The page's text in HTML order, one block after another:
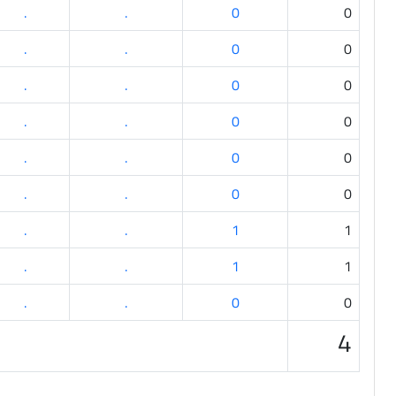
. . 0
0
. . 0
0
. . 0
0
. . 0
0
. . 0
0
. . 0
0
. . 1
1
. . 1
1
. . 0 0
4